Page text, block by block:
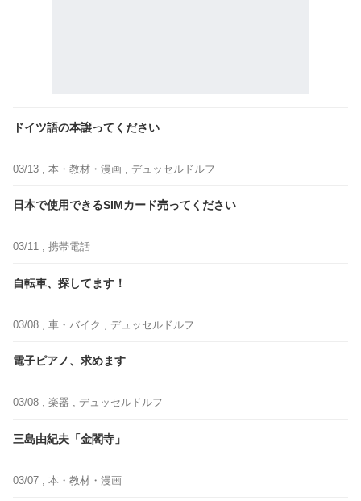
ドイツ語の本譲ってください
03/13 , 本・教材・漫画 , デュッセルドルフ
日本で使用できるSIMカード売ってください
03/11 , 携帯電話
自転車、探してます！
03/08 , 車・バイク , デュッセルドルフ
電子ピアノ、求めます
03/08 , 楽器 , デュッセルドルフ
三島由紀夫「金閣寺」
03/07 , 本・教材・漫画